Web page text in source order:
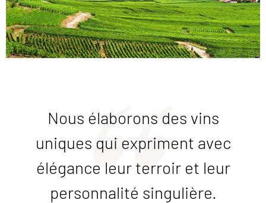
Nous élaborons des vins
uniques qui expriment avec
élégance leur terroir et leur
personnalité singulière.